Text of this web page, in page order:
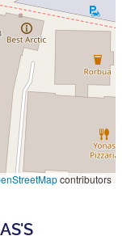
contributors
'S